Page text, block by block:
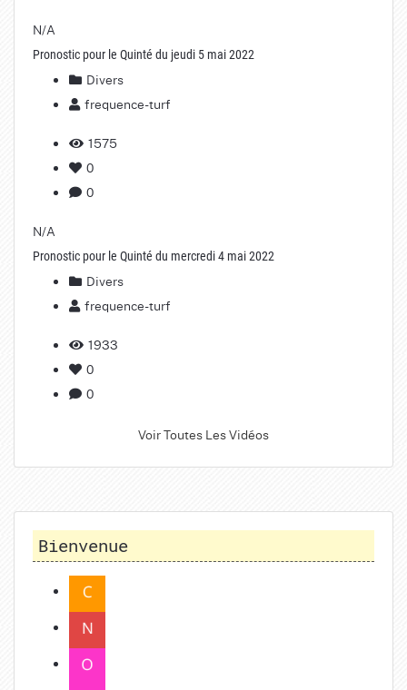
N/A
Pronostic pour le Quinté du jeudi 5 mai 2022
Divers
frequence-turf
1575
0
0
N/A
Pronostic pour le Quinté du mercredi 4 mai 2022
Divers
frequence-turf
1933
0
0
Voir Toutes Les Vidéos
Bienvenue